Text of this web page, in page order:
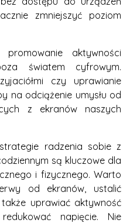
zmniejszyć poziom
aktywności
światem cyfrowym.
czy uprawianie
na odciążenie umysłu od
z ekranów naszych
radzenia sobie z
są kluczowe dla
i fizycznego. Warto
od ekranów, ustalić
uprawiać aktywność
napięcie. Nie